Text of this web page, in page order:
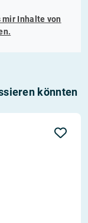
Inhalte von
könnten